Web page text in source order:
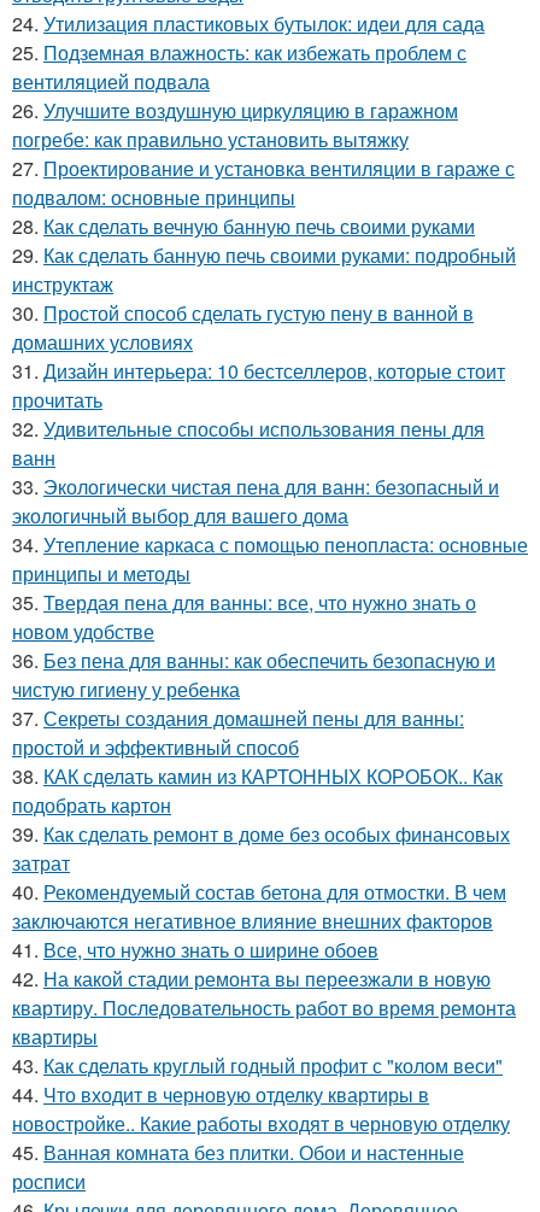
24. Утилизация пластиковых бутылок: идеи для сада
25. Подземная влажность: как избежать проблем с
вентиляцией подвала
26. Улучшите воздушную циркуляцию в гаражном
погребе: как правильно установить вытяжку
27. Проектирование и установка вентиляции в гараже с
подвалом: основные принципы
28. Как сделать вечную банную печь своими руками
29. Как сделать банную печь своими руками: подробный
инструктаж
30. Простой способ сделать густую пену в ванной в
домашних условиях
31. Дизайн интерьера: 10 бестселлеров, которые стоит
прочитать
32. Удивительные способы использования пены для
ванн
33. Экологически чистая пена для ванн: безопасный и
экологичный выбор для вашего дома
34. Утепление каркаса с помощью пенопласта: основные
принципы и методы
35. Твердая пена для ванны: все, что нужно знать о
новом удобстве
36. Без пена для ванны: как обеспечить безопасную и
чистую гигиену у ребенка
37. Секреты создания домашней пены для ванны:
простой и эффективный способ
38. КАК сделать камин из КАРТОННЫХ КОРОБОК.. Как
подобрать картон
39. Как сделать ремонт в доме без особых финансовых
затрат
40. Рекомендуемый состав бетона для отмостки. В чем
заключаются негативное влияние внешних факторов
41. Все, что нужно знать о ширине обоев
42. На какой стадии ремонта вы переезжали в новую
квартиру. Последовательность работ во время ремонта
квартиры
43. Как сделать круглый годный профит с "колом веси"
44. Что входит в черновую отделку квартиры в
новостройке.. Какие работы входят в черновую отделку
45. Ванная комната без плитки. Обои и настенные
росписи